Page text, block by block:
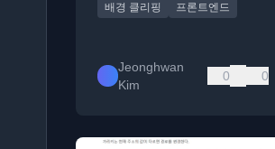
배경 클리핑
프론트엔드
Jeonghwan
Kim
0 0